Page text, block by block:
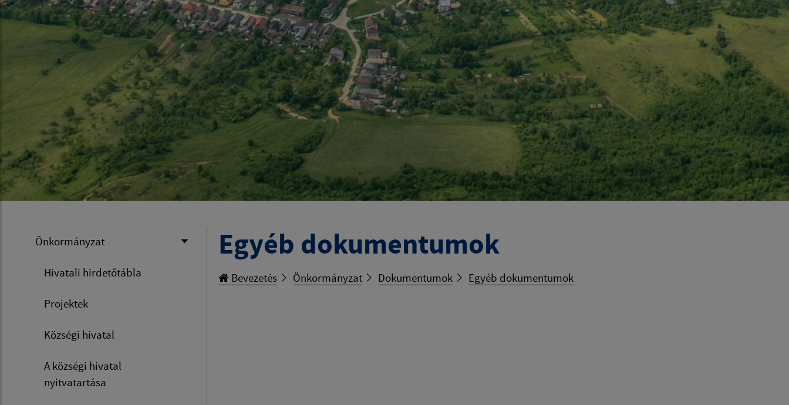
Önkormányzat
Hivatali hirdetőtábla
Projektek
Községi hivatal
A községi hivatal
nyitvatartása
Egyéb dokumentumok
Bevezetés Önkormányzat Dokumentumok Egyéb dokumentumok